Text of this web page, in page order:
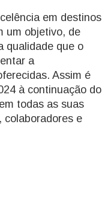
em destinos
um objetivo, de
qualidade que o
a
Assim é
à continuação do
todas as suas
colaboradores e